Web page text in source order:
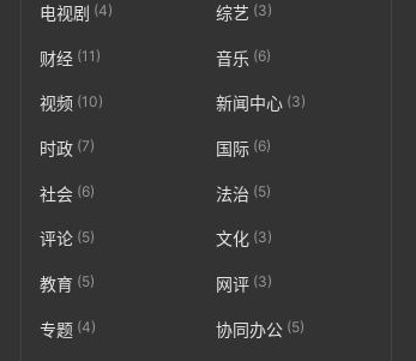
电视剧 (4) 综艺 (3)
财经 (11) 音乐 (6)
视频 (10) 新闻中心 (3)
时政 (7) 国际(6)
社会 (6) 法治 (5)
评论 (5) 文化 (3)
教育 (5) 网评(3)
专题 (4) 协同办公(5)